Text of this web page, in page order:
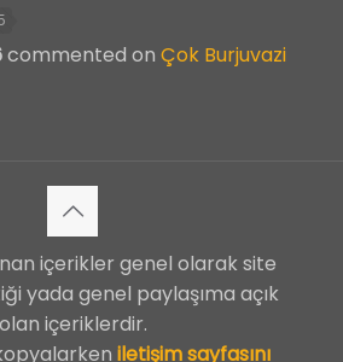
commented on Çok Burjuvazi
içerikler genel olarak site
yada genel paylaşıma açık
olan içeriklerdir.
iletişim sayfasını